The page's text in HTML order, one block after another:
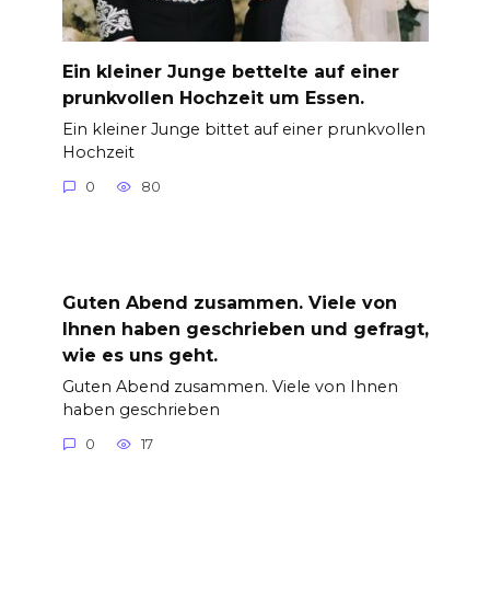
Ein kleiner Junge bettelte auf einer
prunkvollen Hochzeit um Essen.
Ein kleiner Junge bittet auf einer prunkvollen
Hochzeit
0 80
Guten Abend zusammen. Viele von
Ihnen haben geschrieben und gefragt,
wie es uns geht.
Guten Abend zusammen. Viele von Ihnen
haben geschrieben
0 17